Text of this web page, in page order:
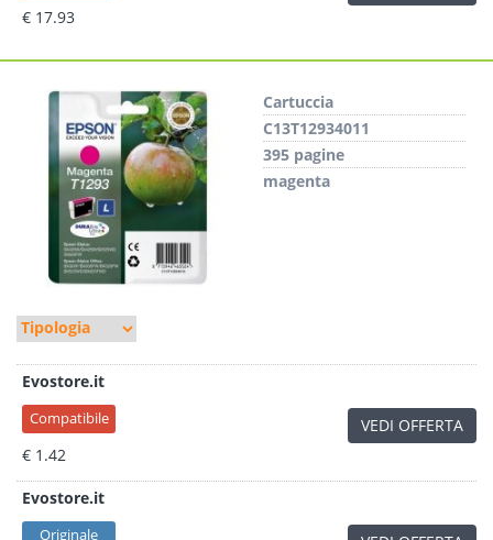
€ 17.93
Cartuccia
C13T12934011
395 pagine
magenta
Evostore.it
Compatibile
€ 1.42
VEDI OFFERTA
Evostore.it
Originale